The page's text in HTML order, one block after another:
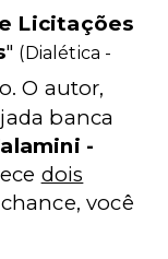
Licitações
" (Dialética -
O autor,
banca
-
dois
você